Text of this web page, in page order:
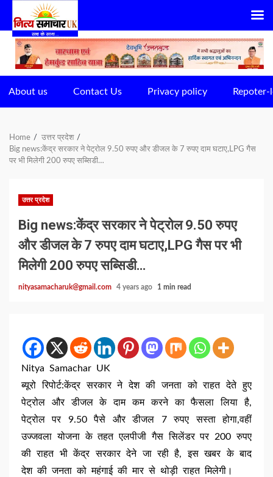
Skip
content
About us Contact Us Privacy policy Repoter-
Home
उत्तर प्रदेश
Big news:केंद्र सरकार ने पेट्रोल 9.50 रुपए और डीजल के 7 रुपए दाम घटाए,LPG गैस
पर भी मिलेगी 200 रुपए सब्सिडी…
उत्तर प्रदेश
Big news:केंद्र सरकार ने पेट्रोल 9.50 रुपए
और डीजल के 7 रुपए दाम घटाए,LPG गैस पर भी
मिलेगी 200 रुपए सब्सिडी…
nityasamacharuk@gmail.com 4 years ago 1 min read
Nitya Samachar UK
ब्यूरो रिपोर्ट:केंद्र सरकार ने देश की जनता को राहत देते हुए
पेट्रोल और डीजल के दाम कम करने का फैसला लिया है,
पेट्रोल पर 9.50 पैसे और डीजल 7 रुपए सस्ता होगा,वहीं
उज्जवला योजना के तहत एलपीजी गैस सिलेंडर पर 200 रुपए
की राहत भी केंद्र सरकार देने जा रही है, इस खबर के बाद
देश की जनता को महंगाई की मार से थोड़ी राहत मिलेगी।